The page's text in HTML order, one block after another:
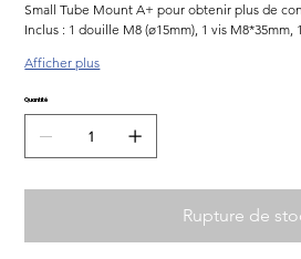
Small Tube Mount A+ pour obtenir plus de
Inclus : 1 douille M8 (ø15mm), 1 vis M8*35mm,
Afficher plus
Quantité
Rupture de